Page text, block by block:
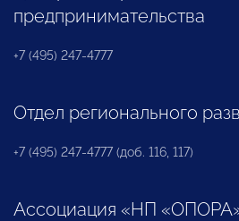
предпринимательства
+7 (495) 247-4777
Отдел регионального
+7 (495) 247-4777 (доб. 116, 117)
Ассоциация «НП